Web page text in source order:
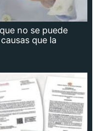
no se puede
que la